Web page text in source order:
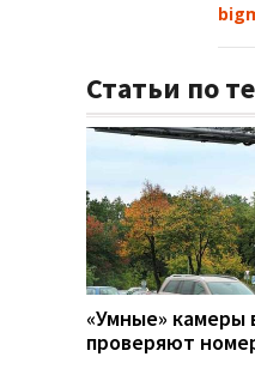
Статьи по
«Умные» камеры
проверяют